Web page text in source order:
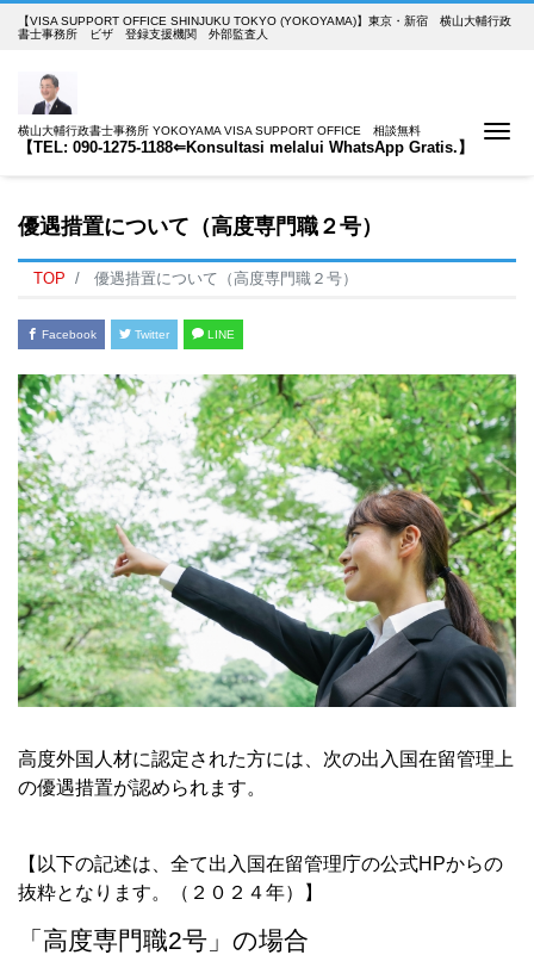
【VISA SUPPORT OFFICE SHINJUKU TOKYO (YOKOYAMA)】東京・新宿 横山大輔行政
書士事務所 ビザ 登録支援機関 外部監査人
横山大輔行政書士事務所 YOKOYAMA VISA SUPPORT OFFICE 相談無料
【TEL: 090-1275-1188⇐Konsultasi melalui WhatsApp Gratis.】
優遇措置について（高度専門職２号）
TOP 優遇措置について（高度専門職２号）
Facebook Twitter LINE
高度外国人材に認定された方には、次の出入国在留管理上
の優遇措置が認められます。
【以下の記述は、全て出入国在留管理庁の公式HPからの
抜粋となります。（２０２４年）】
「高度専門職2号」の場合